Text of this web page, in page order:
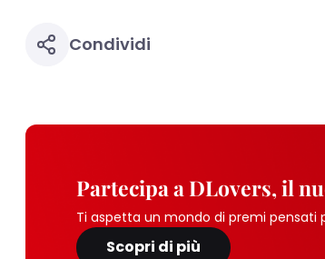
Condividi
Partecipa a DLovers, il
Ti aspetta un mondo di premi pensati
Scopri di più